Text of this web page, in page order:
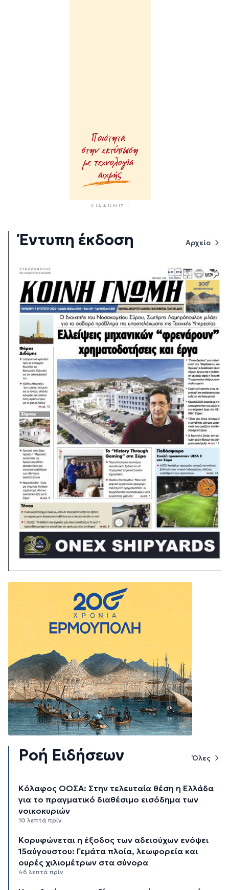
ΔΙΑΦΉΜΙΣΗ
Έντυπη έκδοση Αρχείο
Ροή Ειδήσεων Όλες
Κόλαφος ΟΟΣΑ: Στην τελευταία θέση η Ελλάδα
για το πραγματικό διαθέσιμο εισόδημα των
νοικοκυριών
10 λεπτά πρίν
Κορυφώνεται η έξοδος των αδειούχων ενόψει
15αύγουστου: Γεμάτα πλοία, λεωφορεία και
ουρές χιλιομέτρων στα σύνορα
46 λεπτά πρίν